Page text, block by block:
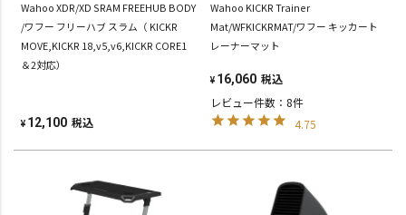
Wahoo XDR/XD SRAM FREEHUB BODY
/ワフー フリーハブ スラム（ KICKR
MOVE,KICKR 18,v5,v6,KICKR CORE1
＆2対応）
¥ 12,100 税込
Wahoo KICKR Trainer
Mat/WFKICKRMAT/ワフー キッカート
レーナーマット
¥ 16,060 税込
レビュー件数：8件
4.75